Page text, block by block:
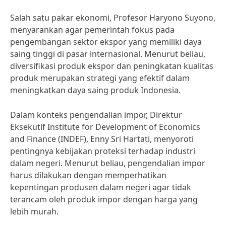
Salah satu pakar ekonomi, Profesor Haryono Suyono,
menyarankan agar pemerintah fokus pada
pengembangan sektor ekspor yang memiliki daya
saing tinggi di pasar internasional. Menurut beliau,
diversifikasi produk ekspor dan peningkatan kualitas
produk merupakan strategi yang efektif dalam
meningkatkan daya saing produk Indonesia.
Dalam konteks pengendalian impor, Direktur
Eksekutif Institute for Development of Economics
and Finance (INDEF), Enny Sri Hartati, menyoroti
pentingnya kebijakan proteksi terhadap industri
dalam negeri. Menurut beliau, pengendalian impor
harus dilakukan dengan memperhatikan
kepentingan produsen dalam negeri agar tidak
terancam oleh produk impor dengan harga yang
lebih murah.